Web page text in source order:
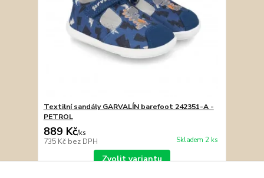
Textilní sandály GARVALÍN barefoot 242351-A -
PETROL
889 Kč/ks
735 Kč bez DPH Skladem 2 ks
Zvolit variantu